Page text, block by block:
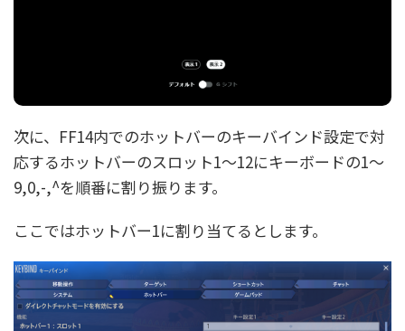
次に、FF14内でのホットバーのキーバインド設定で対
応するホットバーのスロット1～12にキーボードの1～
9,0,-,^を順番に割り振ります。
ここではホットバー1に割り当てるとします。